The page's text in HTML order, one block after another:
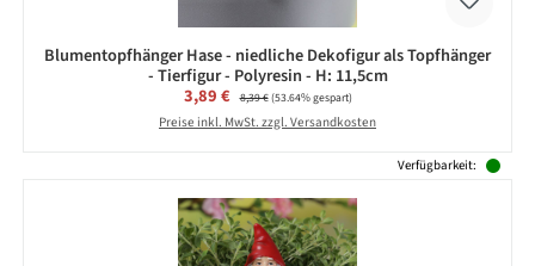
Blumentopfhänger Hase - niedliche Dekofigur als Topfhänger
- Tierfigur - Polyresin - H: 11,5cm
Verkaufspreis:
3,89 € Regulärer Preis:
8,39 €(53.64% gespart)
Preise inkl. MwSt. zzgl. Versandkosten
Verfügbarkeit: